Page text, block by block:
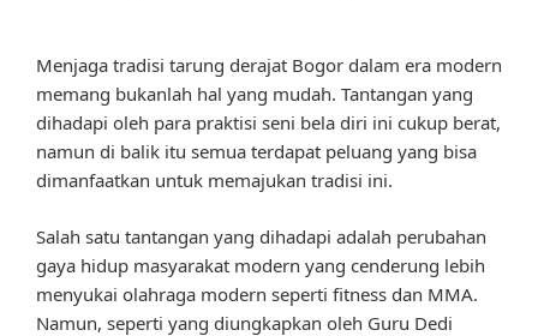
Menjaga tradisi tarung derajat Bogor dalam era modern
memang bukanlah hal yang mudah. Tantangan yang
dihadapi oleh para praktisi seni bela diri ini cukup berat,
namun di balik itu semua terdapat peluang yang bisa
dimanfaatkan untuk memajukan tradisi ini.
Salah satu tantangan yang dihadapi adalah perubahan
gaya hidup masyarakat modern yang cenderung lebih
menyukai olahraga modern seperti fitness dan MMA.
Namun, seperti yang diungkapkan oleh Guru Dedi